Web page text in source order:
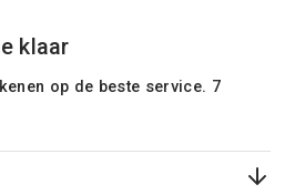
klaar
op de beste service. 7